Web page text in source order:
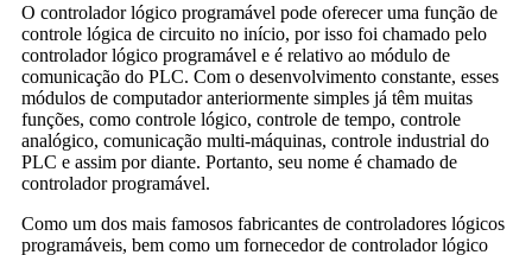
O controlador lógico programável pode oferecer uma função de
controle lógica de circuito no início, por isso foi chamado pelo
controlador lógico programável e é relativo ao módulo de
comunicação do PLC. Com o desenvolvimento constante, esses
módulos de computador anteriormente simples já têm muitas
funções, como controle lógico, controle de tempo, controle
analógico, comunicação multi-máquinas, controle industrial do
PLC e assim por diante. Portanto, seu nome é chamado de
controlador programável.
Como um dos mais famosos fabricantes de controladores lógicos
programáveis, bem como um fornecedor de controlador lógico